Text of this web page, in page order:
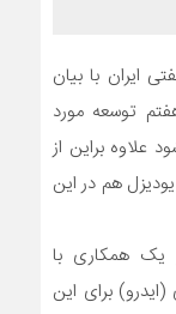
ایران با بیان
توسعه مورد
علاوه براین از
هم در این
یک همکاری با
برای این